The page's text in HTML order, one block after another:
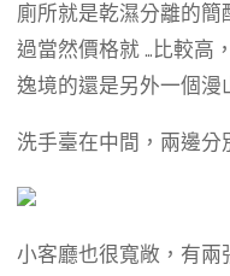
廁所就是乾濕分離的
過當然價格就 …比較高
逸境的還是另外一個漫
洗手臺在中間，兩邊分
小客廳也很寬敞，有兩